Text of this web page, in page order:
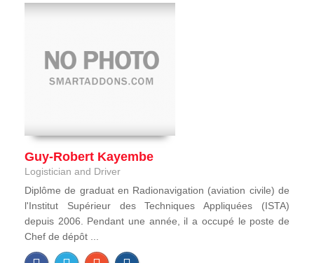
Guy-Robert Kayembe
Logistician and Driver
Diplôme de graduat en Radionavigation (aviation civile) de
l'Institut Supérieur des Techniques Appliquées (ISTA)
depuis 2006. Pendant une année, il a occupé le poste de
Chef de dépôt ...